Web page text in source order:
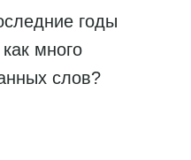
годы
много
слов?